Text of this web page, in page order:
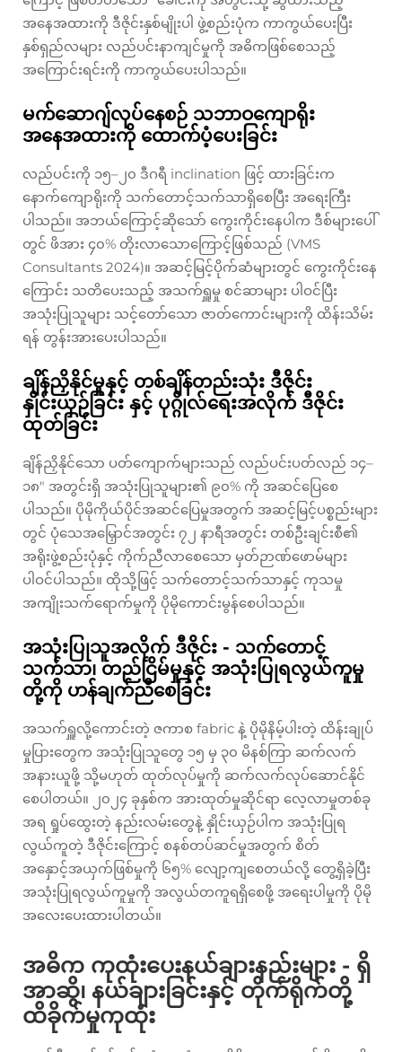
အနေအထားကို ဒီဇိုင်းနှစ်မျိုးပါ ဖွဲ့စည်းပုံက ကာကွယ်ပေးပြီး
နှစ်ရှည်လများ လည်ပင်းနာကျင်မှုကို အဓိကဖြစ်စေသည့်
အကြောင်းရင်းကို ကာကွယ်ပေးပါသည်။
မက်ဆောဂျ်လုပ်နေစဉ် သဘာဝကျောရိုး
အနေအထားကို ထောက်ပံ့ပေးခြင်း
လည်ပင်းကို ၁၅–၂၀ ဒီဂရီ inclination ဖြင့် ထားခြင်းက
နောက်ကျောရိုးကို သက်တောင့်သက်သာရှိစေပြီး အရေးကြီး
ပါသည်။ အဘယ်ကြောင့်ဆိုသော် ကွေးကိုင်းနေပါက ဒီစ်များပေါ်
တွင် ဖိအား ၄၀% တိုးလာသောကြောင့်ဖြစ်သည် (VMS
Consultants 2024)။ အဆင့်မြင့်ပိုက်ဆံများတွင် ကွေးကိုင်းနေ
ကြောင်း သတိပေးသည့် အသက်ရှူမှု စင်ဆာများ ပါဝင်ပြီး
အသုံးပြုသူများ သင့်တော်သော ဇာတ်ကောင်းများကို ထိန်းသိမ်း
ရန် တွန်းအားပေးပါသည်။
ချိန်ညှိနိုင်မှုနှင့် တစ်ချိန်တည်းသုံး ဒီဇိုင်း
နှိုင်းယှဉ်ခြင်း နှင့် ပုဂ္ဂိုလ်ရေးအလိုက် ဒီဇိုင်း
ထုတ်ခြင်း
ချိန်ညှိနိုင်သော ပတ်ကျောက်များသည် လည်ပင်းပတ်လည် ၁၄–
၁၈" အတွင်းရှိ အသုံးပြုသူများ၏ ၉၀% ကို အဆင်ပြေစေ
ပါသည်။ ပိုမိုကိုယ်ပိုင်အဆင်ပြေမှုအတွက် အဆင့်မြင့်ပစ္စည်းများ
တွင် ပုံသေအမြှောင်အတွင်း ၇၂ နာရီအတွင်း တစ်ဦးချင်းစီ၏
အရိုးဖွဲ့စည်းပုံနှင့် ကိုက်ညီလာစေသော မှတ်ဉာဏ်ဖောမ်များ
ပါဝင်ပါသည်။ ထိုသို့ဖြင့် သက်တောင့်သက်သာနှင့် ကုသမှု
အကျိုးသက်ရောက်မှုကို ပိုမိုကောင်းမွန်စေပါသည်။
အသုံးပြုသူအလိုက် ဒီဇိုင်း - သက်တောင့်
သက်သာ၊ တည်ငြိမ်မှုနှင့် အသုံးပြုရလွယ်ကူမှု
တို့ကို ဟန်ချက်ညီစေခြင်း
အသက်ရှူလို့ကောင်းတဲ့ ဇကာစ fabric နဲ့ ပိုမိုနိမ့်ပါးတဲ့ ထိန်းချုပ်
မှုပြားတွေက အသုံးပြုသူတွေ ၁၅ မှ ၃၀ မိနစ်ကြာ ဆက်လက်
အနားယူဖို့ သို့မဟုတ် ထုတ်လုပ်မှုကို ဆက်လက်လုပ်ဆောင်နိုင်
စေပါတယ်။ ၂၀၂၄ ခုနှစ်က အားထုတ်မှုဆိုင်ရာ လေ့လာမှုတစ်ခု
အရ ရှုပ်ထွေးတဲ့ နည်းလမ်းတွေနဲ့ နှိုင်းယှဉ်ပါက အသုံးပြုရ
လွယ်ကူတဲ့ ဒီဇိုင်းကြောင့် စနစ်တပ်ဆင်မှုအတွက် စိတ်
အနှောင့်အယှက်ဖြစ်မှုကို ၆၅% လျော့ကျစေတယ်လို့ တွေ့ရှိခဲ့ပြီး
အသုံးပြုရလွယ်ကူမှုကို အလွယ်တကူရရှိစေဖို့ အရေးပါမှုကို ပိုမို
အလေးပေးထားပါတယ်။
အဓိက ကုထုံးပေးနယ်ချားနည်းများ - ရှိ
အာဆွိ၊ နယ်ချားခြင်းနှင့် တိုက်ရိုက်တို့
ထိခိုက်မှုကုထုံး